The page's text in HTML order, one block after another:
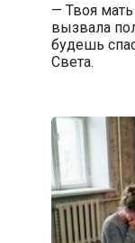
— Твоя
вызвала
будешь
Света.